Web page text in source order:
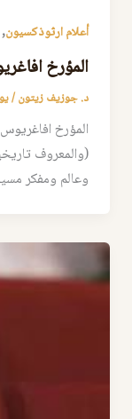
أعلام ارثوذكسيون,
المؤرخ
د. جوزيف زيتون/
(والمعروف
وعالم ومفكر